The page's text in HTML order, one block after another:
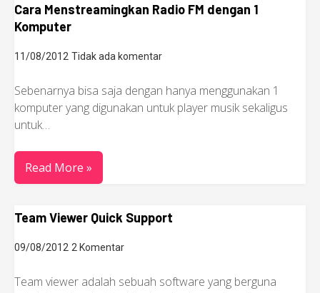
Cara Menstreamingkan Radio FM dengan 1
Komputer
11/08/2012 Tidak ada komentar
Sebenarnya bisa saja dengan hanya menggunakan 1
komputer yang digunakan untuk player musik sekaligus
untuk…
Read More »
Team Viewer Quick Support
09/08/2012 2 Komentar
Team viewer adalah sebuah software yang berguna